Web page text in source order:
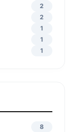
2
2
1
1
1
8